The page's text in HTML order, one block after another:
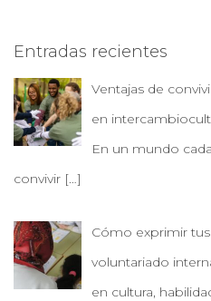
h
f
o
r
:
Entradas recientes
Ventajas de
en
En un mundo
convivir […]
Cómo exprimir
voluntariado
en cultura,